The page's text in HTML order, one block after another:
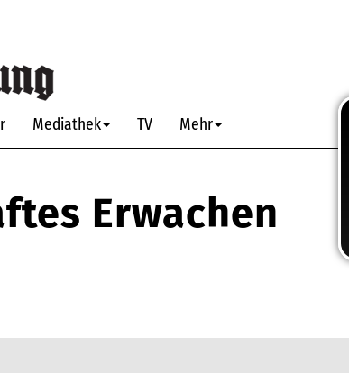
Mediathek TV Mehr
Erwachen